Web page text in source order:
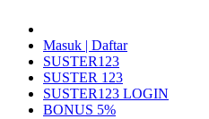
Masuk | Daftar
SUSTER123
SUSTER 123
SUSTER123 LOGIN
BONUS 5%